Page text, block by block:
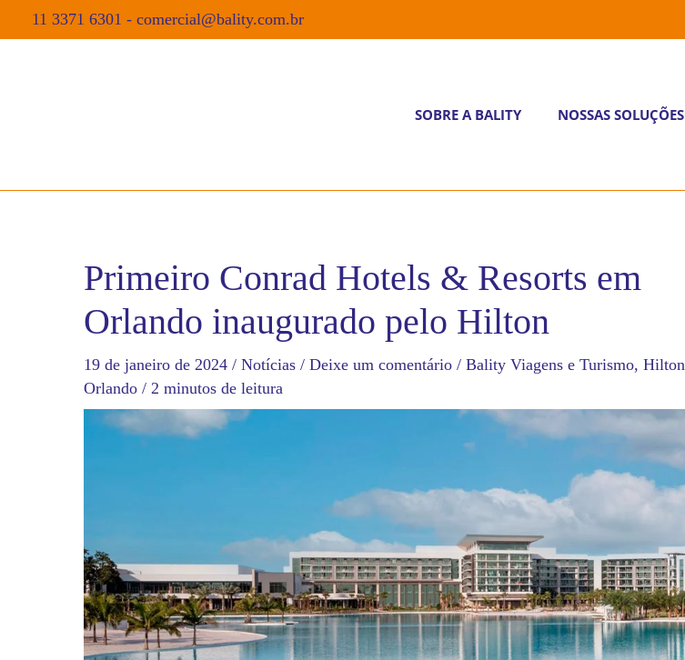
11 3371 6301 - comercial@bality.com.br
SOBRE A BALITY NOSSAS SOLUÇÕES
Primeiro Conrad Hotels & Resorts em
Orlando inaugurado pelo Hilton
19 de janeiro de 2024 / Notícias / Deixe um comentário / Bality Viagens e Turismo, Hilton
Orlando / 2 minutos de leitura